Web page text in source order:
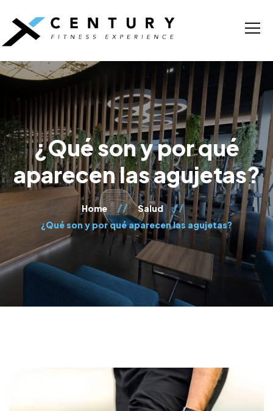
¿Qué son y por qué
aparecen las agujetas?
Home
Salud
¿Qué son y por qué aparecen las agujetas?